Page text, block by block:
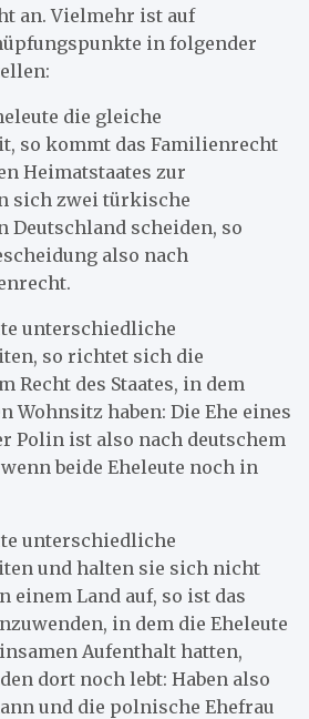
an. Vielmehr ist auf
in folgender
die gleiche
so kommt das Familienrecht
Heimatstaates zur
sich zwei türkische
Deutschland scheiden, so
also nach
unterschiedliche
so richtet sich die
Recht des Staates, in dem
Wohnsitz haben: Die Ehe eines
Polin ist also nach deutschem
beide Eheleute noch in
unterschiedliche
und halten sie sich nicht
einem Land auf, so ist das
in dem die Eheleute
Aufenthalt hatten,
dort noch lebt: Haben also
und die polnische Ehefrau